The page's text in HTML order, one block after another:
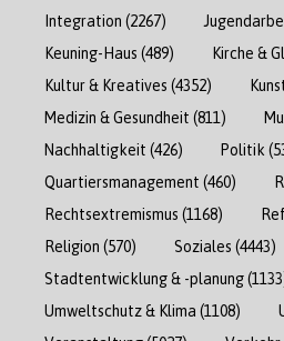
Integration (2267)
Keuning-Haus (489) Kirche &
Kultur & Kreatives (4352)
Medizin & Gesundheit (811)
Nachhaltigkeit (426) Politik
Quartiersmanagement (460)
Rechtsextremismus (1168)
Religion (570) Soziales (4443)
Stadtentwicklung & -planung
Umweltschutz & Klima (1108)